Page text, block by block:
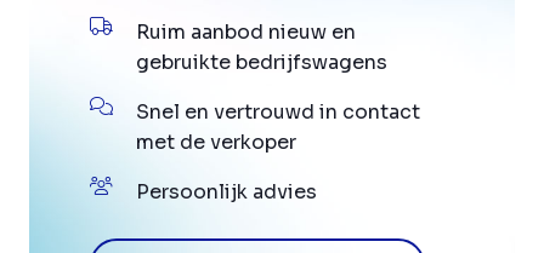
Ruim aanbod nieuw en
gebruikte bedrijfswagens
Snel en vertrouwd in contact
met de verkoper
Persoonlijk advies